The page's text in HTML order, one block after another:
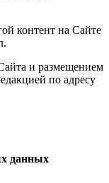
контент на Сайте
и размещением
по адресу
данных